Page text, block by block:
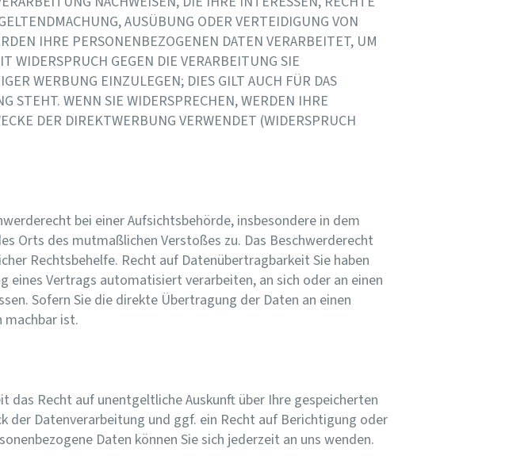
AUSÜBUNG ODER VERTEIDIGUNG VON
IHRE PERSONENBEZOGENEN DATEN VERARBEITET, UM
WIDERSPRUCH GEGEN DIE VERARBEITUNG SIE
WERBUNG EINZULEGEN; DIES GILT AUCH FÜR DAS
STEHT. WENN SIE WIDERSPRECHEN, WERDEN IHRE
DER DIREKTWERBUNG VERWENDET (WIDERSPRUCH
bei einer Aufsichtsbehörde, insbesondere in dem
Orts des mutmaßlichen Verstoßes zu. Das Beschwerderecht
Rechtsbehelfe. Recht auf Datenübertragbarkeit Sie haben
eines Vertrags automatisiert verarbeiten, an sich oder an einen
Sofern Sie die direkte Übertragung der Daten an einen
machbar ist.
Recht auf unentgeltliche Auskunft über Ihre gespeicherten
der Datenverarbeitung und ggf. ein Recht auf Berichtigung oder
Daten können Sie sich jederzeit an uns wenden.